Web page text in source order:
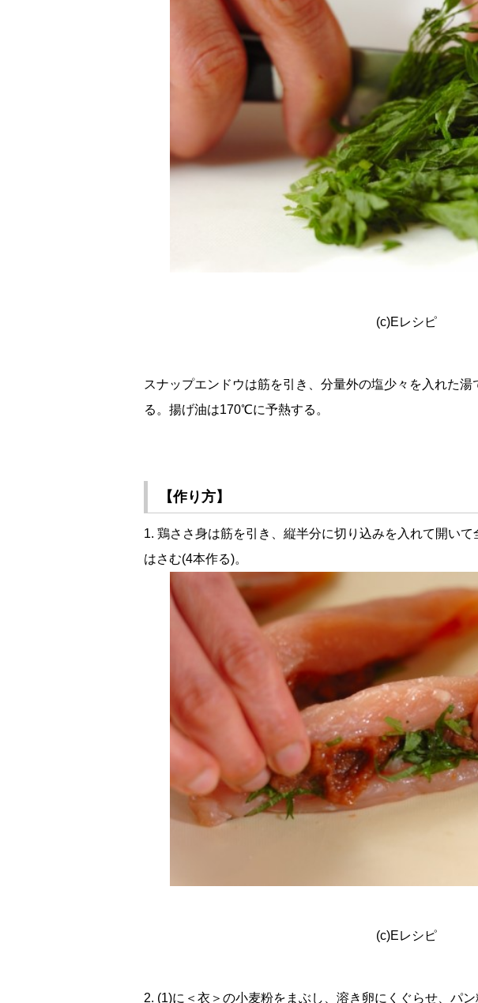
(c)Eレシピ
スナップエンドウは筋を引き、分量外の塩少々を入れた湯
る。揚げ油は170℃に予熱する。
【作り方】
1. 鶏ささ身は筋を引き、縦半分に切り込みを入れて開い
はさむ(4本作る)。
(c)Eレシピ
2. (1)に＜衣＞の小麦粉をまぶし、溶き卵にくぐらせ、パ